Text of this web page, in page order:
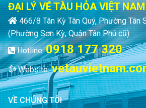
ĐẠI LÝ VÉ TÀU HỎA VIỆT NAM
466/8 Tân Kỳ Tân Quý, Phường Tân
(Phường Sơn Kỳ, Quận Tân Phú cũ)
Hotline:0918 177 320
Website:
VỀ CHÚNG TÔI